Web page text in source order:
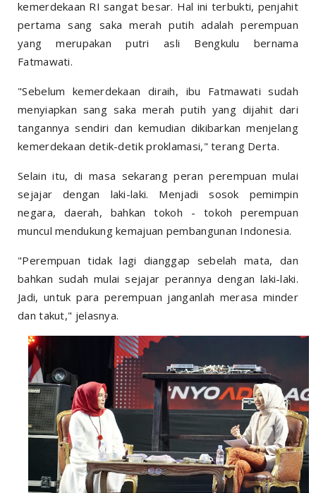
kemerdekaan RI sangat besar. Hal ini terbukti, penjahit
pertama sang saka merah putih adalah perempuan
yang merupakan putri asli Bengkulu bernama
Fatmawati.
"Sebelum kemerdekaan diraih, ibu Fatmawati sudah
menyiapkan sang saka merah putih yang dijahit dari
tangannya sendiri dan kemudian dikibarkan menjelang
kemerdekaan detik-detik proklamasi," terang Derta.
Selain itu, di masa sekarang peran perempuan mulai
sejajar dengan laki-laki. Menjadi sosok pemimpin
negara, daerah, bahkan tokoh - tokoh perempuan
muncul mendukung kemajuan pembangunan Indonesia.
"Perempuan tidak lagi dianggap sebelah mata, dan
bahkan sudah mulai sejajar perannya dengan laki-laki.
Jadi, untuk para perempuan janganlah merasa minder
dan takut," jelasnya.